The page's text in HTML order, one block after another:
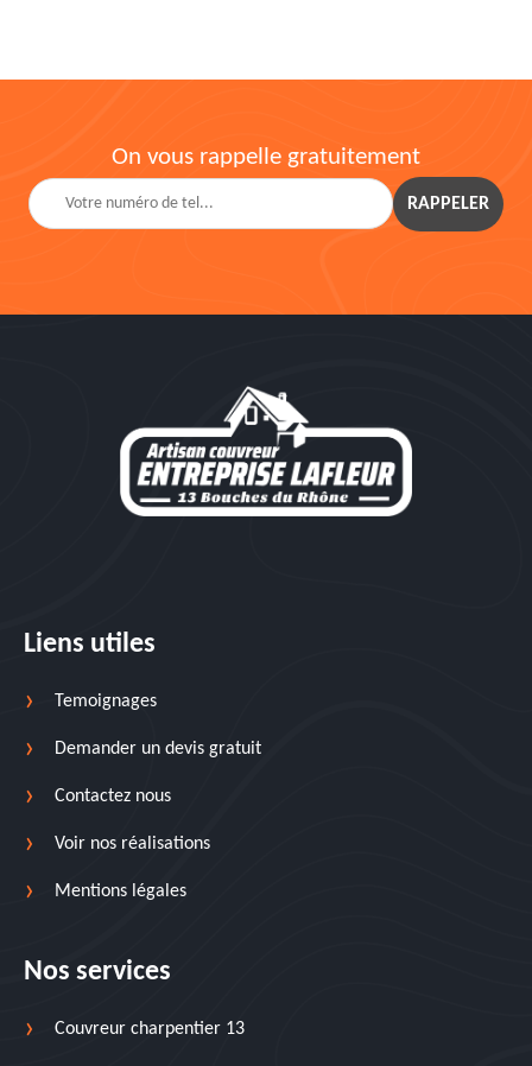
On vous rappelle gratuitement
Liens utiles
Temoignages
Demander un devis gratuit
Contactez nous
Voir nos réalisations
Mentions légales
Nos services
Couvreur charpentier 13